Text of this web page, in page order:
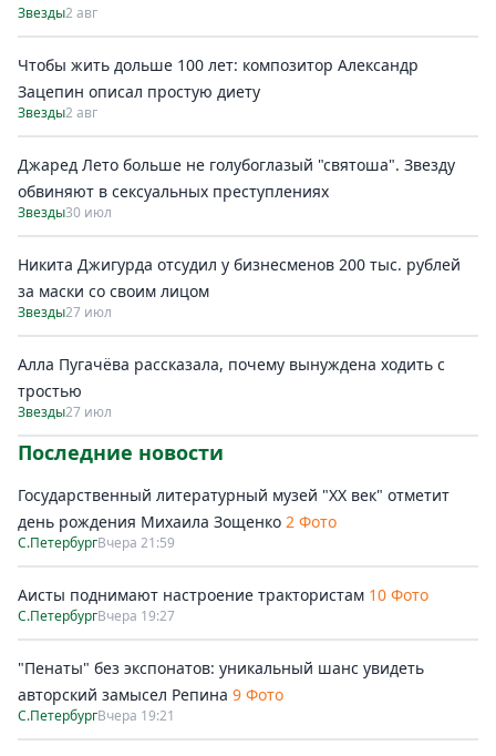
Звезды2 авг
Чтобы жить дольше 100 лет: композитор Александр
Зацепин описал простую диету
Звезды2 авг
Джаред Лето больше не голубоглазый "святоша". Звезду
обвиняют в сексуальных преступлениях
Звезды30 июл
Никита Джигурда отсудил у бизнесменов 200 тыс. рублей
за маски со своим лицом
Звезды27 июл
Алла Пугачёва рассказала, почему вынуждена ходить с
тростью
Звезды27 июл
Последние новости
Государственный литературный музей "ХХ век" отметит
день рождения Михаила Зощенко 2 Фото
С.ПетербургВчера 21:59
Аисты поднимают настроение трактористам 10 Фото
С.ПетербургВчера 19:27
"Пенаты" без экспонатов: уникальный шанс увидеть
авторский замысел Репина 9 Фото
С.ПетербургВчера 19:21